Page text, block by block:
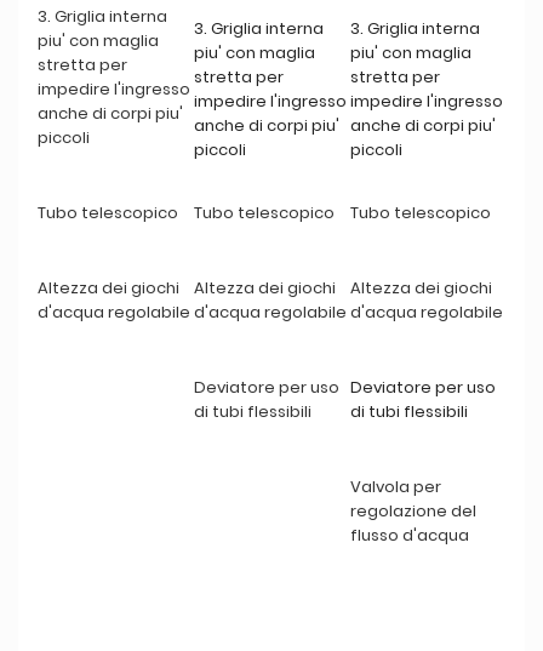
3. Griglia interna
piu' con maglia
stretta per
impedire l'ingresso
anche di corpi piu'
piccoli
3. Griglia interna
piu' con maglia
stretta per
impedire l'ingresso
anche di corpi piu'
piccoli
3. Griglia interna
piu' con maglia
stretta per
impedire l'ingresso
anche di corpi piu'
piccoli
Tubo telescopico Tubo telescopico Tubo telescopico
Altezza dei giochi
d'acqua regolabile
Altezza dei giochi
d'acqua regolabile
Altezza dei giochi
d'acqua regolabile
Deviatore per uso
di tubi flessibili
Deviatore per uso
di tubi flessibili
Valvola per
regolazione del
flusso d'acqua